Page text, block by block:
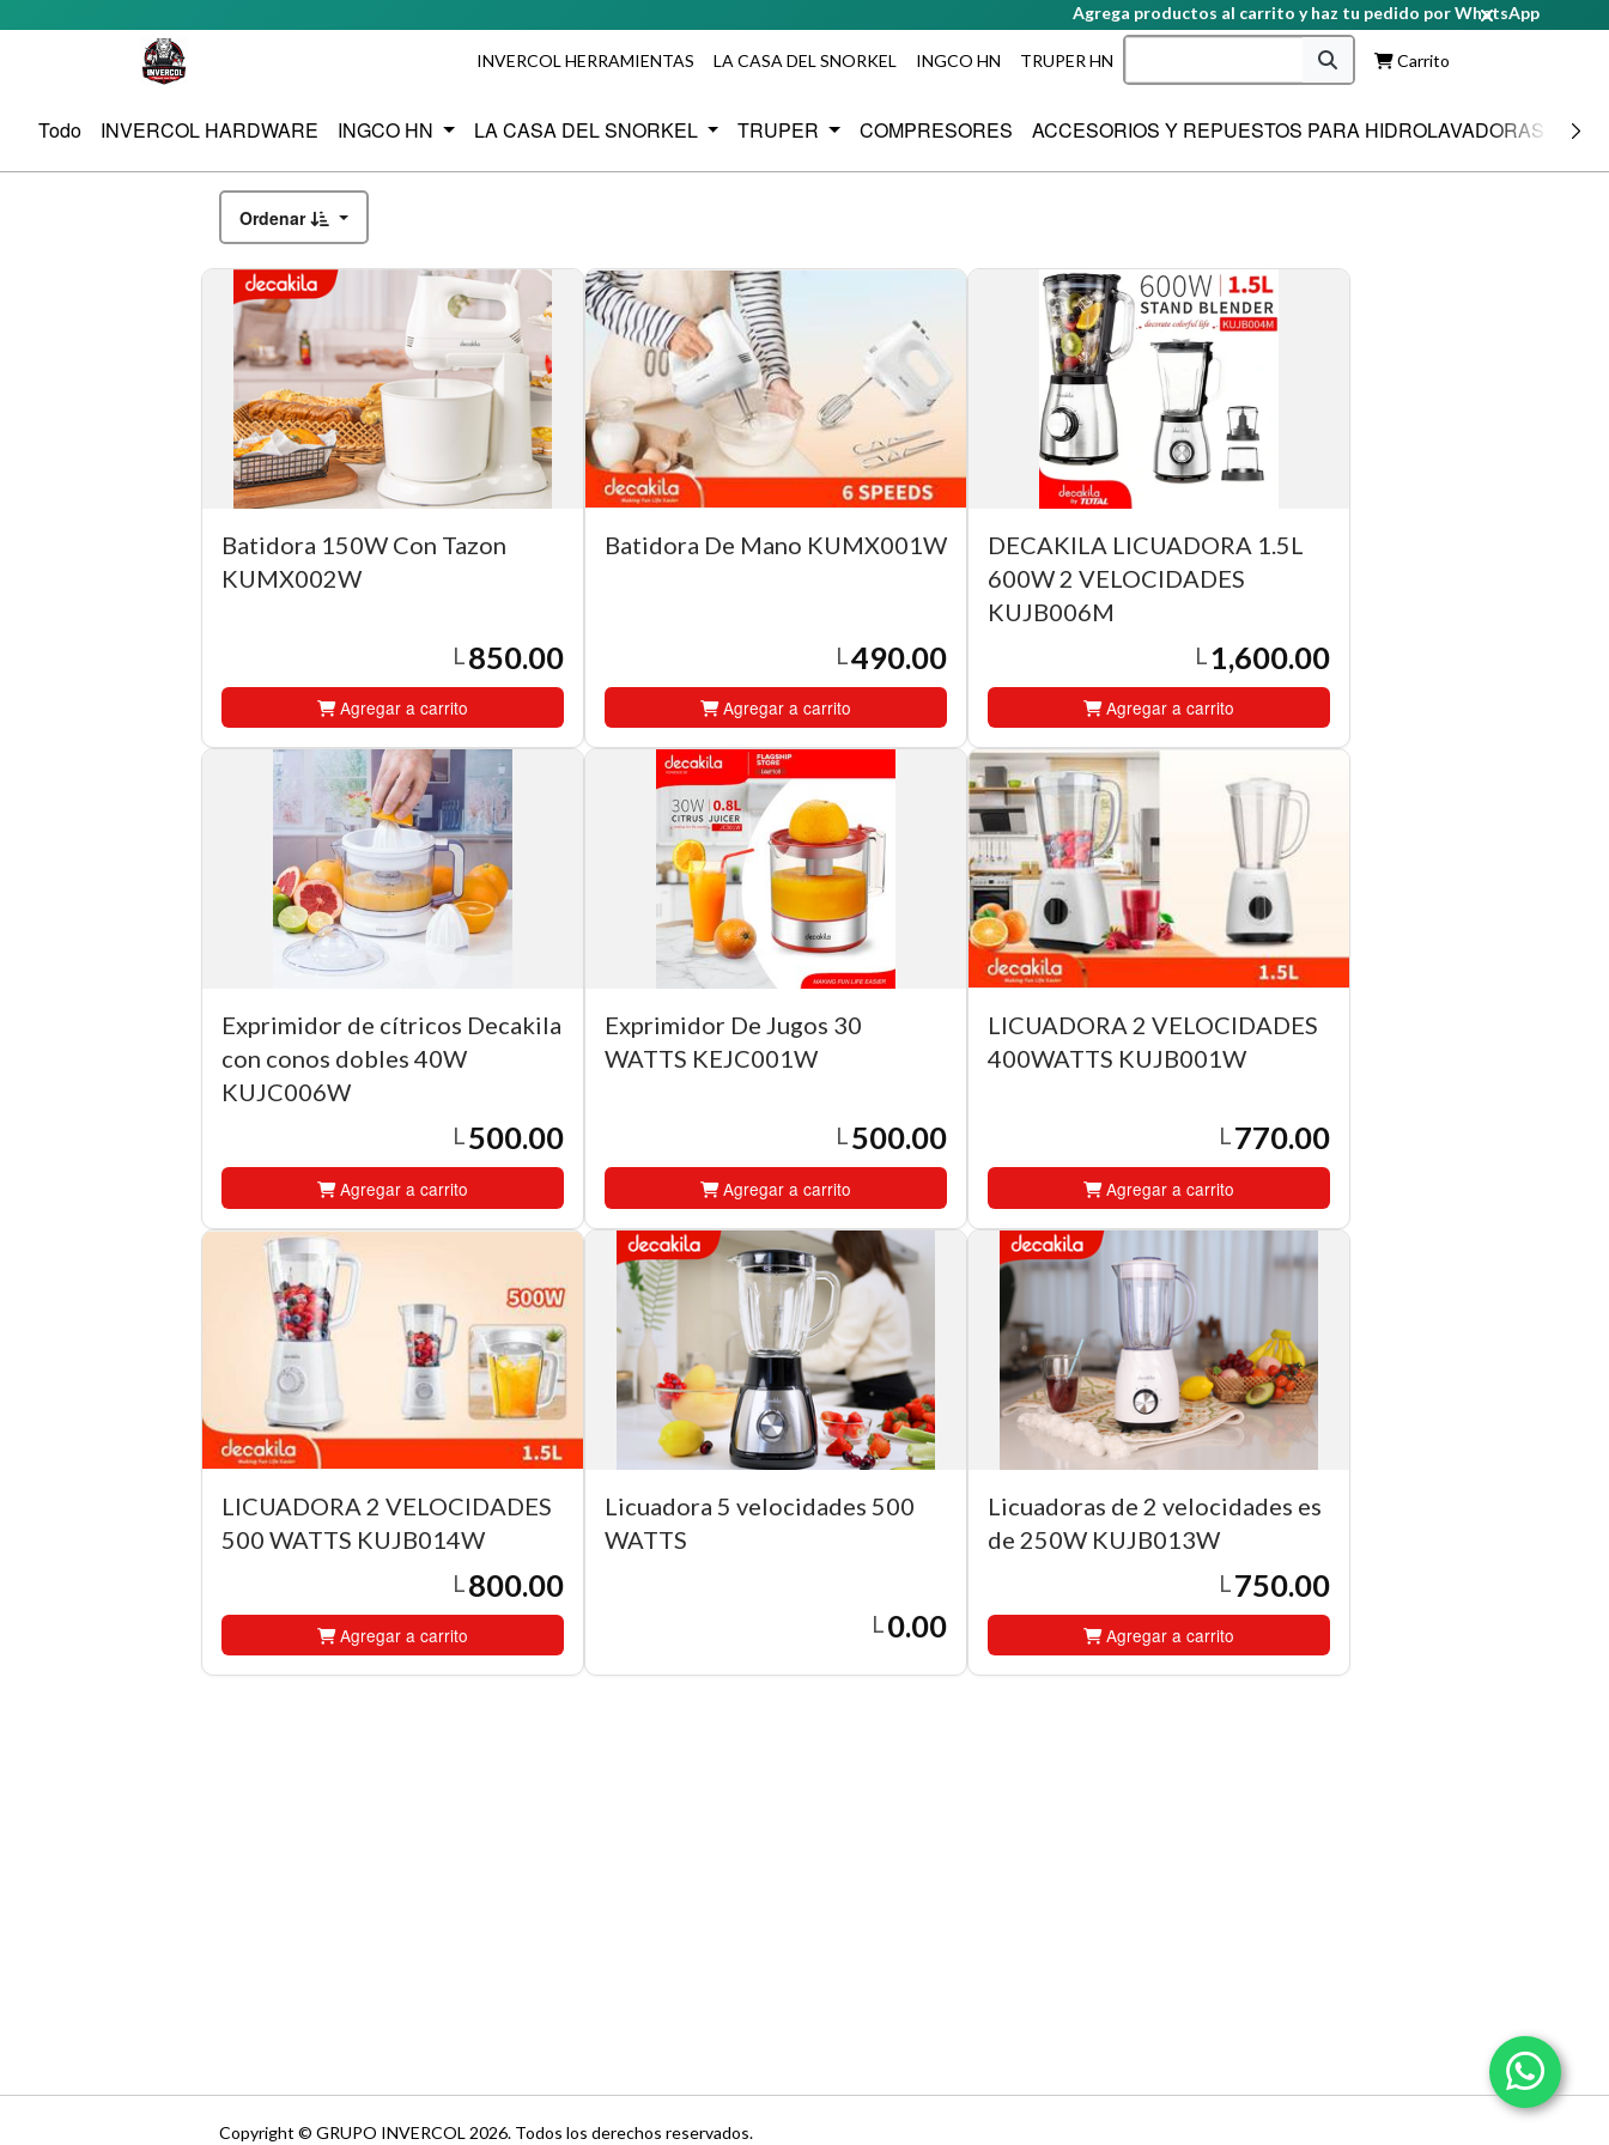
Agrega productos al carrito y haz tu pedido por WhatsApp
INVERCOL HERRAMIENTAS LA CASA DEL SNORKEL INGCO HN TRUPER HN Carrito
Todo INVERCOL HARDWARE INGCO HN LA CASA DEL SNORKEL TRUPER COMPRESORES ACCESORIOS Y REPUESTOS PARA HIDROLAVADORAS
Ordenar
Batidora 150W Con Tazon
KUMX002W
L850.00
Agregar a carrito
Batidora De Mano KUMX001W
L490.00
Agregar a carrito
DECAKILA LICUADORA 1.5L
600W 2 VELOCIDADES
KUJB006M
L1,600.00
Agregar a carrito
Exprimidor de cítricos Decakila
con conos dobles 40W
KUJC006W
L500.00
Agregar a carrito
Exprimidor De Jugos 30
WATTS KEJC001W
L500.00
Agregar a carrito
LICUADORA 2 VELOCIDADES
400WATTS KUJB001W
L770.00
Agregar a carrito
LICUADORA 2 VELOCIDADES
500 WATTS KUJB014W
L800.00
Agregar a carrito
Licuadora 5 velocidades 500
WATTS
L0.00
Licuadoras de 2 velocidades es
de 250W KUJB013W
L750.00
Agregar a carrito
Copyright © GRUPO INVERCOL 2026. Todos los derechos reservados.